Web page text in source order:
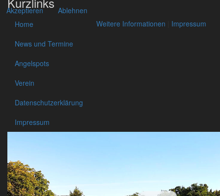
Home
News und Termine
Angelspots
Verein
Datenschutzerklärung
Impressum
Akzeptieren
Ablehnen
Weitere Informationen
Impressum